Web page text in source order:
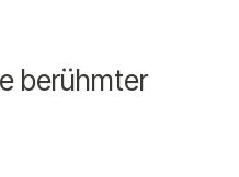
berühmter